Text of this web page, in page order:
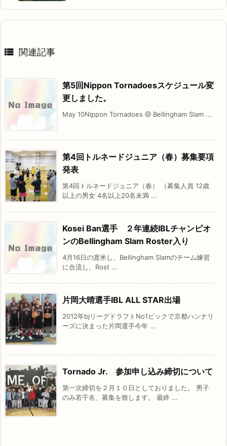
 関連記事
第5回Nippon Tornadoesスケジュール変
更しました。
May 10Nippon Tornadoes @ Bellingham Slam ...
第4回トルネードジュニア（春）募集要項
発表
第4回トルネードジュニア（春） （募集人員 12歳
以上の男女 4名以上20名未満 ...
Kosei Ban選手 ２年連続IBLチャンピオ
ンのBellingham Slam Roster入り
4月16日の渡米し、Bellingham Slamのチーム練習
に合流し、Rost ...
片岡大晴選手IBL ALL STAR出場
2012年bjリーグドラフトNo1ピックで京都ハンナリ
ーズに決まった片岡選手今年 ...
Tornado Jr. 参加申し込み締切について
第一次締切を２月１０日としておりました。 男子
のみ若干名、募集を致します。 最終 ...